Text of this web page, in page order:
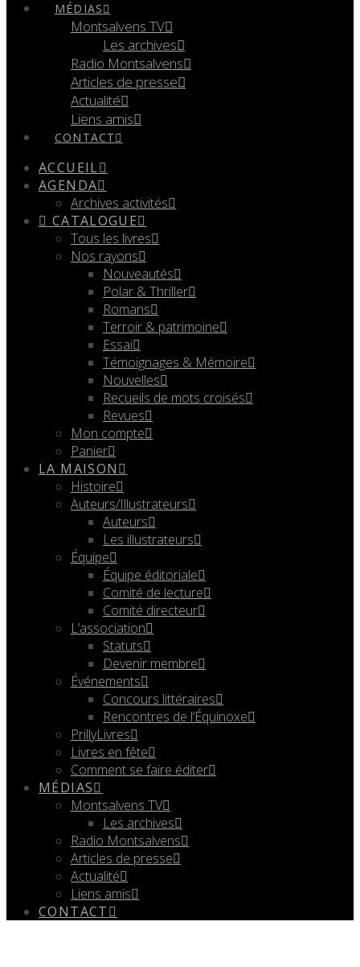
MÉDIAS
Montsalvens TV
Les archives
Radio Montsalvens
Articles de presse
Actualité
Liens amis
CONTACT
ACCUEIL
AGENDA
Archives activités
CATALOGUE
Tous les livres
Nos rayons
Nouveautés
Polar & Thriller
Romans
Terroir & patrimoine
Essai
Témoignages & Mémoire
Nouvelles
Recueils de mots croisés
Revues
Mon compte
Panier
LA MAISON
Histoire
Auteurs/Illustrateurs
Auteurs
Les illustrateurs
Équipe
Équipe éditoriale
Comité de lecture
Comité directeur
L’association
Statuts
Devenir membre
Événements
Concours littéraires
Rencontres de l’Équinoxe
PrillyLivres
Livres en fête
Comment se faire éditer
MÉDIAS
Montsalvens TV
Les archives
Radio Montsalvens
Articles de presse
Actualité
Liens amis
CONTACT